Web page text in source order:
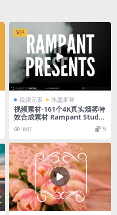
VIP
视频元素 水墨烟雾
视频素材-161个4K真实烟雾特
效合成素材 Rampant Studio
Smoke
661 5